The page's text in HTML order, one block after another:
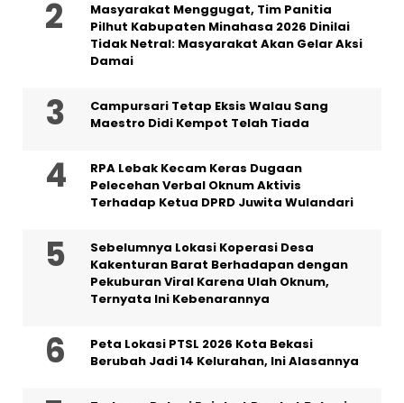
Masyarakat Menggugat, Tim Panitia
Pilhut Kabupaten Minahasa 2026 Dinilai
Tidak Netral: Masyarakat Akan Gelar Aksi
Damai
Campursari Tetap Eksis Walau Sang
Maestro Didi Kempot Telah Tiada
RPA Lebak Kecam Keras Dugaan
Pelecehan Verbal Oknum Aktivis
Terhadap Ketua DPRD Juwita Wulandari
Sebelumnya Lokasi Koperasi Desa
Kakenturan Barat Berhadapan dengan
Pekuburan Viral Karena Ulah Oknum,
Ternyata Ini Kebenarannya
Peta Lokasi PTSL 2026 Kota Bekasi
Berubah Jadi 14 Kelurahan, Ini Alasannya